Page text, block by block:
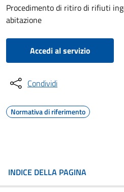
Procedimento di ritiro di rifiuti
abitazione
Accedi al servizio
Condividi
Normativa di riferimento
INDICE DELLA PAGINA